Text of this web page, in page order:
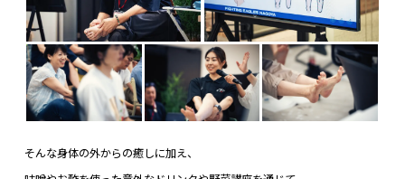
そんな身体の外からの癒しに加え、